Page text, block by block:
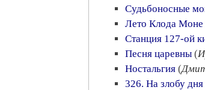
Судьбоносные
Лето Клода Моне
Станция 127-ой
Песня царевны (
Ностальгия (
326. На злобу дня